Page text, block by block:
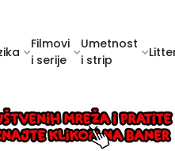
Filmovi
i serije
Umetnost
i strip